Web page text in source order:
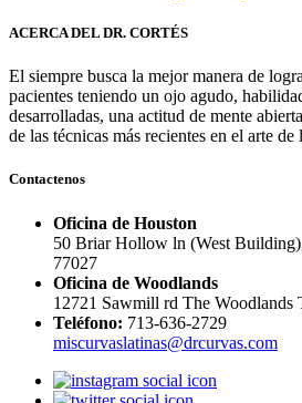
ACERCA DEL DR. CORTÉS
El siempre busca la mejor manera de
pacientes teniendo un ojo agudo,
desarrolladas, una actitud de mente
de las técnicas más recientes en el arte
Contactenos
Oficina de Houston
50 Briar Hollow ln (West
77027
Oficina de Woodlands
12721 Sawmill rd The Woodlands
Teléfono: 713-636-2729
miscurvaslatinas@drcurvas.com